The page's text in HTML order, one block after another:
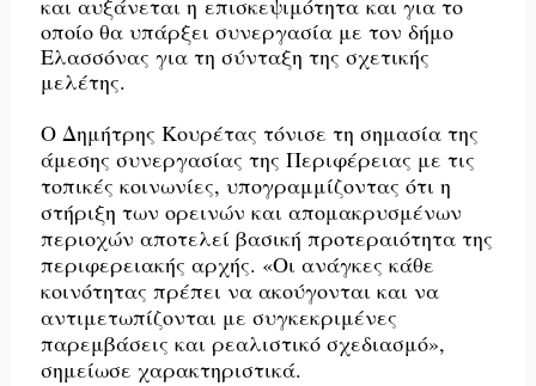
και αυξάνεται η επισκεψιμότητακαι για το
οποίο θα υπάρξει συνεργασία με τον δήμο
Ελασσόνας για τη σύνταξη της σχετικής
μελέτης.
Ο Δημήτρης Κουρέτας τόνισε τη σημασία της
άμεσης συνεργασίας της Περιφέρειας με τις
τοπικές κοινωνίες, υπογραμμίζοντας ότι η
στήριξη των ορεινών και απομακρυσμένων
περιοχών αποτελεί βασική προτεραιότητα της
περιφερειακής αρχής. «Οι ανάγκες κάθε
κοινότητας πρέπει να ακούγονται και να
αντιμετωπίζονται με συγκεκριμένες
παρεμβάσεις και ρεαλιστικό σχεδιασμό»,
σημείωσε χαρακτηριστικά.